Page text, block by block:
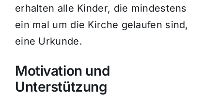
erhalten alle Kinder, die mindestens
ein mal um die Kirche gelaufen sind,
eine Urkunde.
Motivation und
Unterstützung